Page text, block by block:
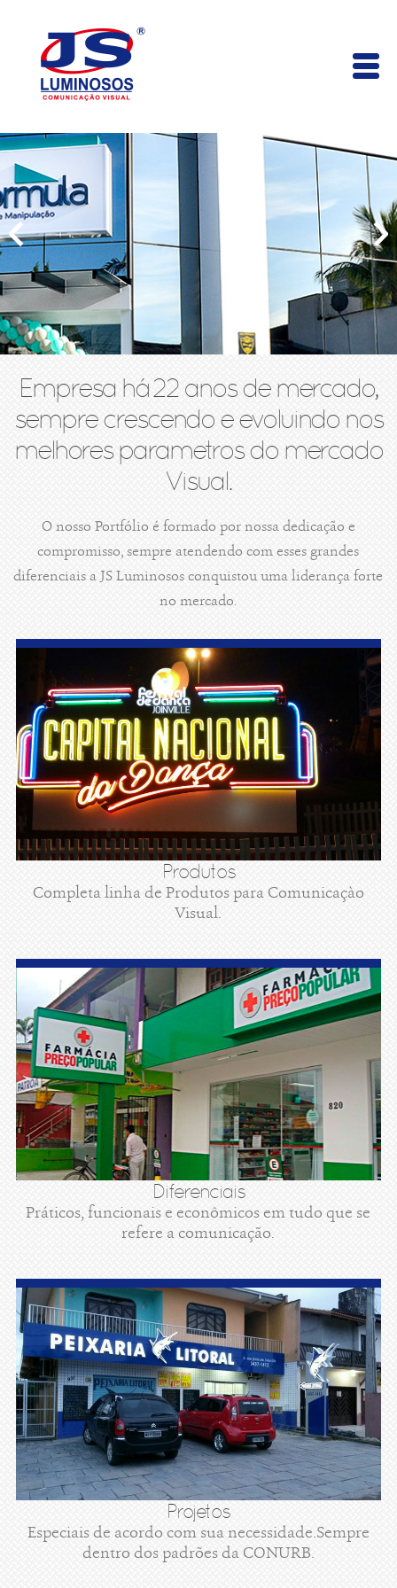
Empresa há 22 anos de mercado,
sempre crescendo e evoluindo nos
melhores parametros do mercado
Visual.
O nosso Portfólio é formado por nossa dedicação e
compromisso, sempre atendendo com esses grandes
diferenciais a JS Luminosos conquistou uma liderança forte
no mercado.
Produtos
Completa linha de Produtos para Comunicaçào
Visual.
Diferenciais
Práticos, funcionais e econômicos em tudo que se
refere a comunicação.
Projetos
Especiais de acordo com sua necessidade.Sempre
dentro dos padrões da CONURB.